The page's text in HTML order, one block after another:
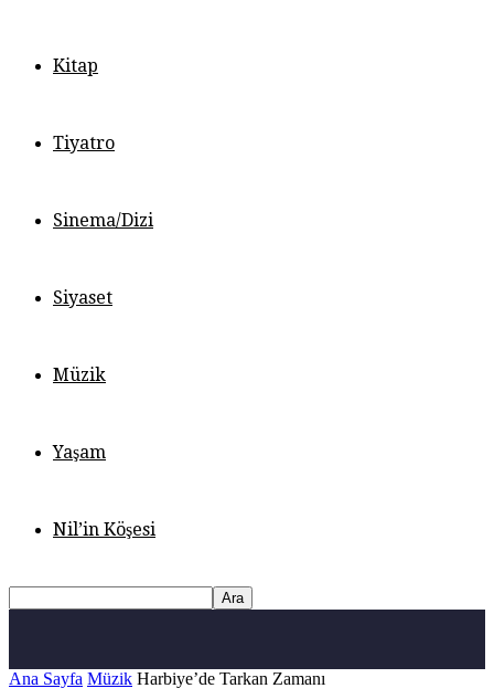
Kitap
Tiyatro
Sinema/Dizi
Siyaset
Müzik
Yaşam
Nil’in Köşesi
Ana Sayfa Müzik Harbiye’de Tarkan Zamanı